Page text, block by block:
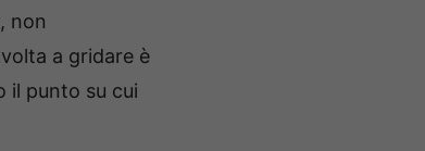
non
a gridare è
il punto su cui